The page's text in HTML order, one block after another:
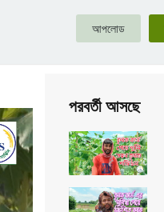
আপলোড
পরবর্তী আসছে